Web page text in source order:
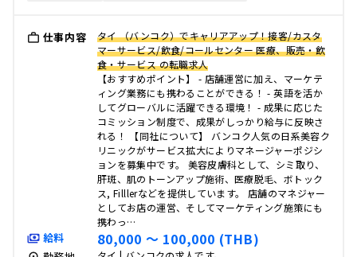
仕事内容
タイ （バンコク）でキャリアアップ！接客/カスタ
マーサービス/飲食/コールセンター 医療、販売・飲
食・サービス の転職求人
【おすすめポイント】 - 店舗運営に加え、マーケテ
ィング業務にも携わることができる！ - 英語を活か
してグローバルに活躍できる環境！ - 成果に応じた
コミッション制度で、成果がしっかり給与に反映さ
れる！ 【同社について】 バンコク人気の日系美容ク
リニックがサービス拡大によりマネージャーポジシ
ョンを募集中です。 美容皮膚科として、シミ取り、
肝斑、肌のトーンアップ施術、医療脱毛、ボトック
ス, Filllerなどを提供しています。 店舗のマネジャー
としてお店の運営、そしてマーケティング施策にも
携わっ…
給料 80,000 〜 100,000 (THB)